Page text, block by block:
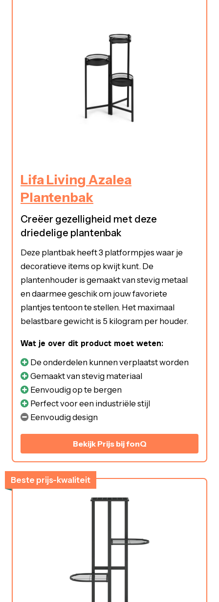
Lifa Living Azalea
Plantenbak
Creëer gezelligheid met deze
driedelige plantenbak
Deze plantbak heeft 3 platformpjes waar je
decoratieve items op kwijt kunt. De
plantenhouder is gemaakt van stevig metaal
en daarmee geschik om jouw favoriete
plantjes tentoon te stellen. Het maximaal
belastbare gewicht is 5 kilogram per houder.
Wat je over dit product moet weten:
De onderdelen kunnen verplaatst worden
Gemaakt van stevig materiaal
Eenvoudig op te bergen
Perfect voor een industriële stijl
Eenvoudig design
Bekijk Prijs bij fonQ
Beste prijs-kwaliteit